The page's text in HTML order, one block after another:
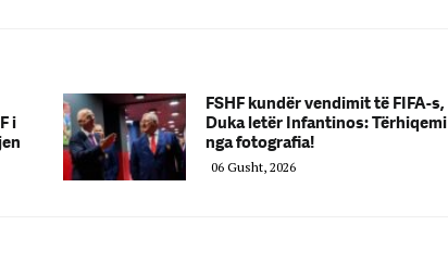
i
FSHF kundër vendimit të FIFA-s,
Duka letër Infantinos: Tërhiqemi
nga fotografia!
06 Gusht, 2026